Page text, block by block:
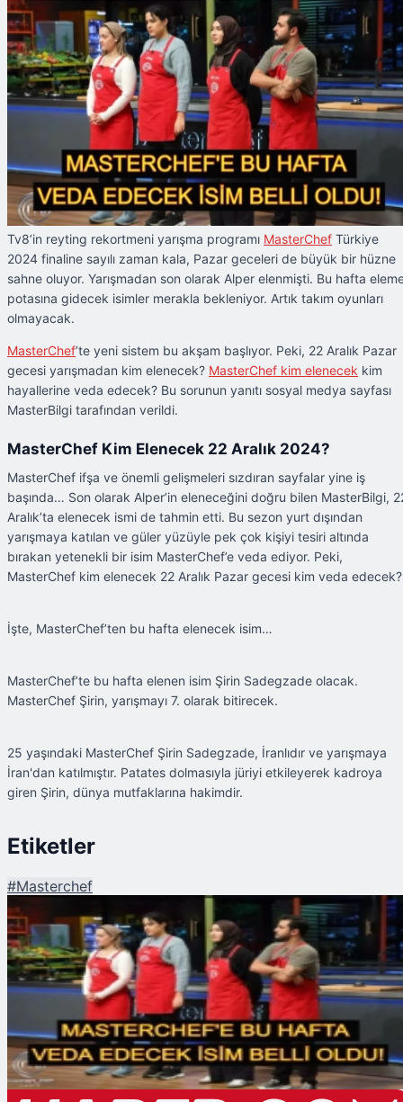
Tv8’in reyting rekortmeni yarışma programı MasterChef Türkiye
2024 finaline sayılı zaman kala, Pazar geceleri de büyük bir hüzne
sahne oluyor. Yarışmadan son olarak Alper elenmişti. Bu hafta
potasına gidecek isimler merakla bekleniyor. Artık takım oyunları
olmayacak.
MasterChef’te yeni sistem bu akşam başlıyor. Peki, 22 Aralık Pazar
gecesi yarışmadan kim elenecek? MasterChef kim elenecek kim
hayallerine veda edecek? Bu sorunun yanıtı sosyal medya sayfası
MasterBilgi tarafından verildi.
MasterChef Kim Elenecek 22 Aralık 2024?
MasterChef ifşa ve önemli gelişmeleri sızdıran sayfalar yine iş
başında… Son olarak Alper’in eleneceğini doğru bilen MasterBilgi,
Aralık’ta elenecek ismi de tahmin etti. Bu sezon yurt dışından
yarışmaya katılan ve güler yüzüyle pek çok kişiyi tesiri altında
bırakan yetenekli bir isim MasterChef’e veda ediyor. Peki,
MasterChef kim elenecek 22 Aralık Pazar gecesi kim veda edecek?
İşte, MasterChef’ten bu hafta elenecek isim…
MasterChef’te bu hafta elenen isim Şirin Sadegzade olacak.
MasterChef Şirin, yarışmayı 7. olarak bitirecek.
25 yaşındaki MasterChef Şirin Sadegzade, İranlıdır ve yarışmaya
İran'dan katılmıştır. Patates dolmasıyla jüriyi etkileyerek kadroya
giren Şirin, dünya mutfaklarına hakimdir.
Etiketler
#Masterchef
Şu An Okunan
MasterChef’e Bu Hafta Veda Edecek İsim İfşa Edildi! Uzak Diyarlardan
Gelmişti...